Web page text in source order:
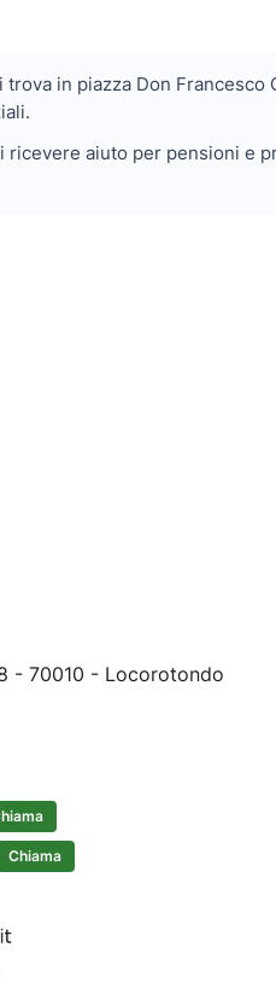
trova in piazza Don
aiuto per pensioni e
- 70010 - Locorotondo
Chiama